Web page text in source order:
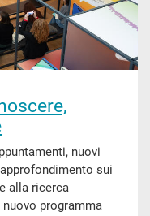
nuovi
sui
alla ricerca
programma